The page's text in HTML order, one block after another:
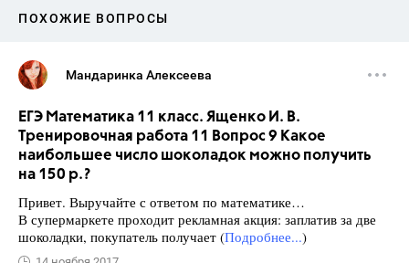
ПОХОЖИЕ ВОПРОСЫ
Мандаринка Алексеева
ЕГЭ Математика 11 класс. Ященко И. В.
Тренировочная работа 11 Вопрос 9 Какое
наибольшее число шоколадок можно получить
на 150 р.?
Привет. Выручайте с ответом по математике…
В супермаркете проходит рекламная акция: заплатив за две
шоколадки, покупатель получает (Подробнее...)